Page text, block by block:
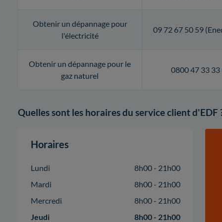
Obtenir un dépannage pour
l'électricité
09 72 67 50 59
Obtenir un dépannage pour le
gaz naturel
0800 47 33 33
Quelles sont les horaires du service client d'EDF
Horaires
Lundi
8h00 - 21h00
Mardi
8h00 - 21h00
Mercredi
8h00 - 21h00
Jeudi
8h00 - 21h00